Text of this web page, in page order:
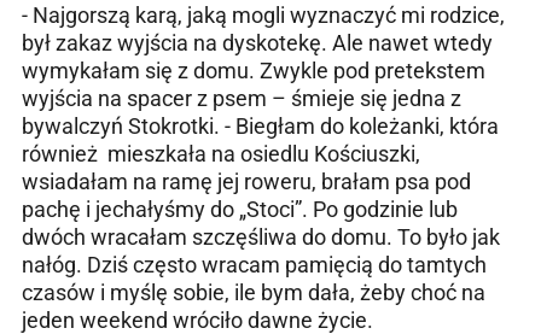
- Najgorszą karą, jaką mogli wyznaczyć mi rodzice,
był zakaz wyjścia na dyskotekę. Ale nawet wtedy
wymykałam się z domu. Zwykle pod pretekstem
wyjścia na spacer z psem – śmieje się jedna z
bywalczyń Stokrotki. - Biegłam do koleżanki, która
również mieszkała na osiedlu Kościuszki,
wsiadałam na ramę jej roweru, brałam psa pod
pachę i jechałyśmy do „Stoci”. Po godzinie lub
dwóch wracałam szczęśliwa do domu. To było jak
nałóg. Dziś często wracam pamięcią do tamtych
czasów i myślę sobie, ile bym dała, żeby choć na
jeden weekend wróciło dawne życie.